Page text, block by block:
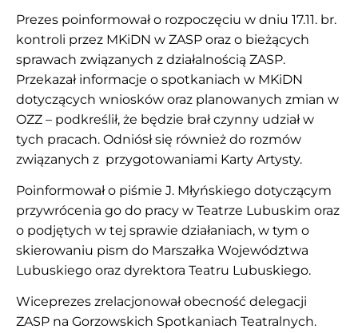
Prezes poinformował o rozpoczęciu w dniu 17.11. br.
kontroli przez MKiDN w ZASP oraz o bieżących
sprawach związanych z działalnością ZASP.
Przekazał informacje o spotkaniach w MKiDN
dotyczących wniosków oraz planowanych zmian w
OZZ – podkreślił, że będzie brał czynny udział w
tych pracach. Odniósł się również do rozmów
związanych z przygotowaniami Karty Artysty.
Poinformował o piśmie J. Młyńskiego dotyczącym
przywrócenia go do pracy w Teatrze Lubuskim oraz
o podjętych w tej sprawie działaniach, w tym o
skierowaniu pism do Marszałka Województwa
Lubuskiego oraz dyrektora Teatru Lubuskiego.
Wiceprezes zrelacjonował obecność delegacji
ZASP na Gorzowskich Spotkaniach Teatralnych.